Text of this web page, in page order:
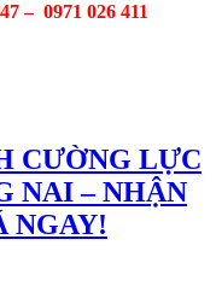
– 0971 026 411
CƯỜNG LỰC
NAI – NHẬN
NGAY!